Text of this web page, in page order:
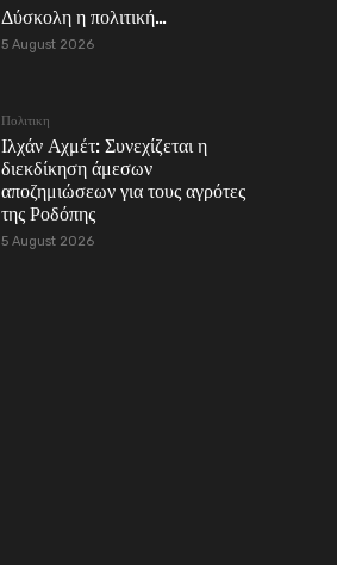
Δύσκολη η πολιτική…
5 August 2026
Πολιτικη
Ιλχάν Αχμέτ: Συνεχίζεται η
διεκδίκηση άμεσων
αποζημιώσεων για τους αγρότες
της Ροδόπης
5 August 2026